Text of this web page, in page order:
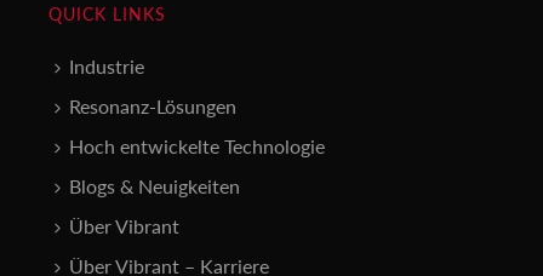
QUICK LINKS
Industrie
Resonanz-Lösungen
Hoch entwickelte Technologie
Blogs & Neuigkeiten
Über Vibrant
Über Vibrant – Karriere